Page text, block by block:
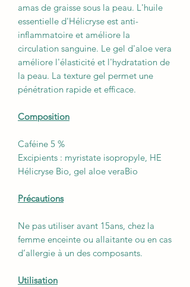
amas de graisse sous la peau. L'huile
essentielle d'Hélicryse est anti-
inflammatoire et améliore la
circulation sanguine. Le gel d'aloe vera
améliore l'élasticité et l'hydratation de
la peau. La texture gel permet une
pénétration rapide et efficace.
Composition
Caféine 5 %
Excipients : myristate isopropyle, HE
Hélicryse Bio, gel aloe veraBio
Précautions
Ne pas utiliser avant 15ans, chez la
femme enceinte ou allaitante ou en cas
d’allergie à un des composants.
Utilisation